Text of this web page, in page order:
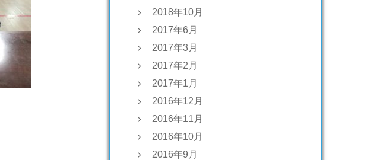
2018年10月
2017年6月
2017年3月
2017年2月
2017年1月
2016年12月
2016年11月
2016年10月
2016年9月